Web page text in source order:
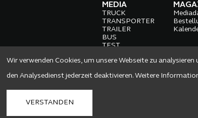
Wir verwenden Cookies, um unsere Webseite zu
den Analysedienst jederzeit deaktivieren. Weitere
VERSTANDEN
MEDIA
TRUCK
TRANSPORTER
TRAILER
BUS
TEST
AFTERSALES
MAGAZIN